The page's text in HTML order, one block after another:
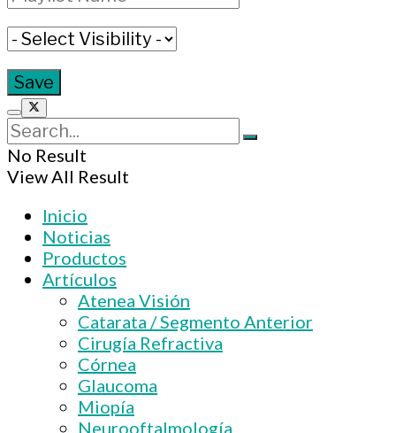
No Result
View All Result
Inicio
Noticias
Productos
Artículos
Atenea Visión
Catarata / Segmento Anterior
Cirugía Refractiva
Córnea
Glaucoma
Miopía
Neurooftalmología